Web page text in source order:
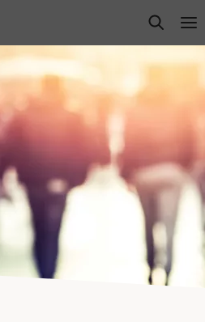
open